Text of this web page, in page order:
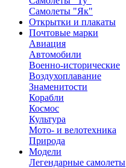
Самолеты "Як"
Открытки и плакаты
Почтовые марки
Авиация
Автомобили
Военно-исторические
Воздухоплавание
Знаменитости
Корабли
Космос
Культура
Мото- и велотехника
Природа
Модели
Легендарные самолеты